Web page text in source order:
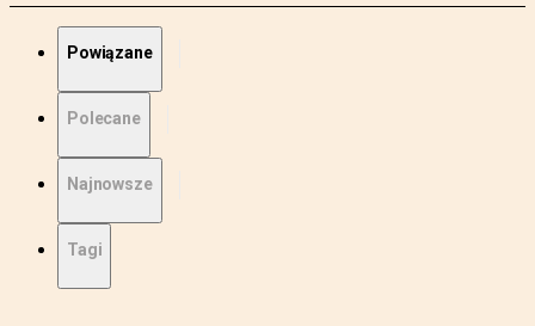
Powiązane
Polecane
Najnowsze
Tagi